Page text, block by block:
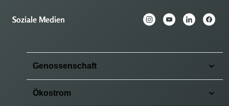
Soziale Medien
Genossenschaft
Ökostrom